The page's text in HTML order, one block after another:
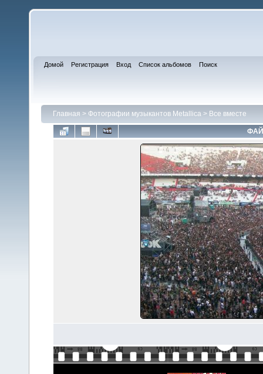
Домой Регистрация Вход Список альбомов Поиск
Главная > Фотографии музыкантов Metallica > Все вместе